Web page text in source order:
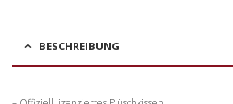
BESCHREIBUNG